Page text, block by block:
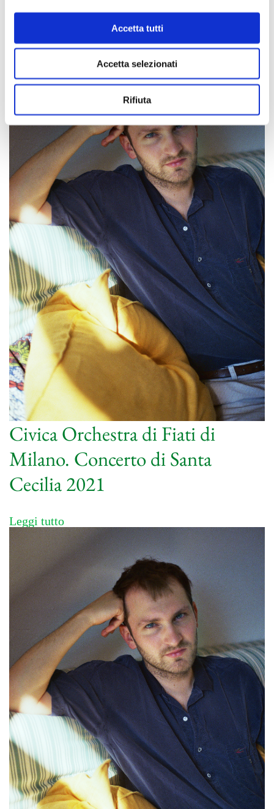
Accetta tutti
Accetta selezionati
Rifiuta
Civica Orchestra di Fiati di
Milano. Concerto di Santa
Cecilia 2021
Leggi tutto